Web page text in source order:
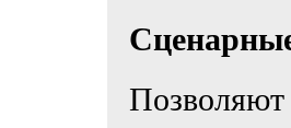
Позволяют